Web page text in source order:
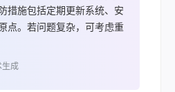
措施包括定期更新系统、安
点。若问题复杂，可考虑重
生成